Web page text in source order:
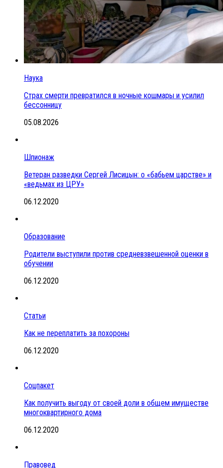
Наука
Страх смерти превратился в ночные кошмары и усилил
бессонницу
05.08.2026
Шпионаж
Ветеран разведки Сергей Лисицын: о «бабьем царстве» и
«ведьмах из ЦРУ»
06.12.2020
Образование
Родители выступили против средневзвешенной оценки в
обучении
06.12.2020
Статьи
Как не переплатить за похороны
06.12.2020
Соцпакет
Как получить выгоду от своей доли в общем имуществе
многоквартирного дома
06.12.2020
Правовед